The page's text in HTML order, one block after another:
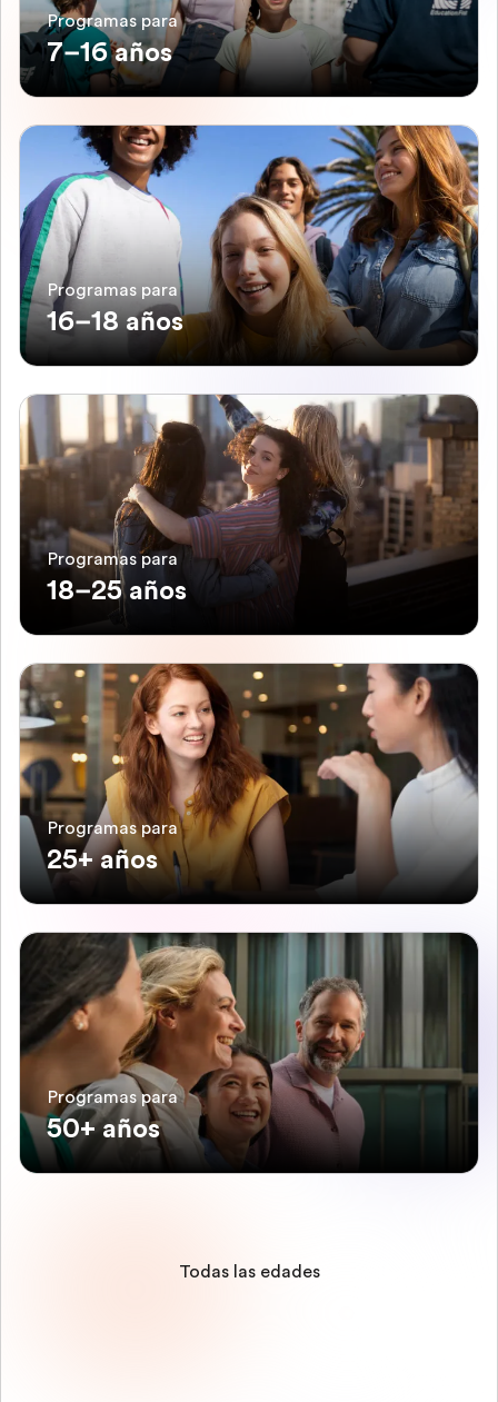
Programas para
7–16 años
Programas para
16–18 años
Programas para
18–25 años
Programas para
25+ años
Programas para
50+ años
Todas las edades